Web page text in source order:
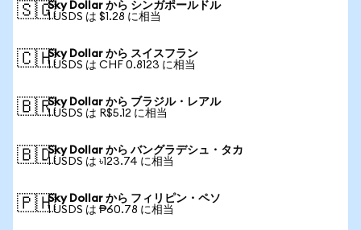
🇸🇬Sky Dollar から シンガポールドル
1 USDS は $1.28 に相当
🇨🇭Sky Dollar から スイスフラン
1 USDS は CHF 0.8123 に相当
🇧🇷Sky Dollar から ブラジル・レアル
1 USDS は R$5.12 に相当
🇧🇩Sky Dollar から バングラデシュ・タカ
1 USDS は ৳123.74 に相当
🇵🇭Sky Dollar から フィリピン・ペソ
1 USDS は ₱60.78 に相当